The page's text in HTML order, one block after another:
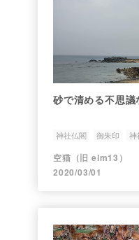
砂で清める不思
神社仏閣 御朱印 神
空猫（旧 elm13）
2020/03/01